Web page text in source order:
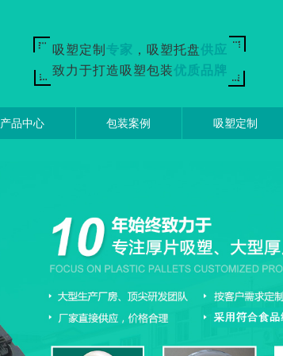
吸塑定制 专家 ，吸塑托盘供应
致力于打造吸塑包装优质品牌
产品中心 包装案例 吸塑定制